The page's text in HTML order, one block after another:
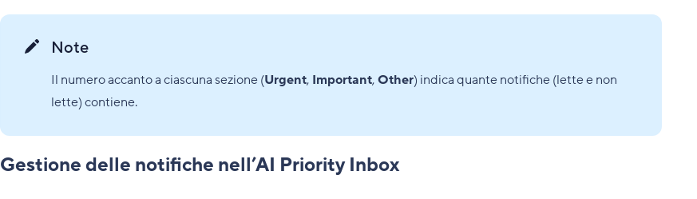
Note
Il numero accanto a ciascuna sezione (Urgent, Important,Other) indica quante notifiche (lette e non
lette) contiene.
Gestione delle notifiche nell’AI Priority Inbox